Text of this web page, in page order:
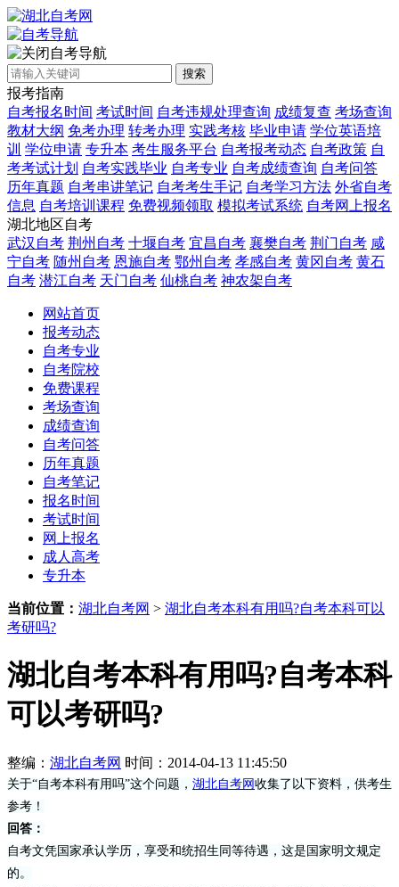
自考导航
搜索
报考指南
自考报名时间 考试时间 自考违规处理查询 成绩复查 考场查询
教材大纲 免考办理 转考办理 实践考核 毕业申请 学位英语培
训 学位申请 专升本 考生服务平台 自考报考动态 自考政策 自
考考试计划 自考实践毕业 自考专业 自考成绩查询 自考问答
历年真题 自考串讲笔记 自考考生手记 自考学习方法 外省自考
信息 自考培训课程 免费视频领取 模拟考试系统 自考网上报名
湖北地区自考
武汉自考 荆州自考 十堰自考 宜昌自考 襄樊自考 荆门自考 咸
宁自考 随州自考 恩施自考 鄂州自考 孝感自考 黄冈自考 黄石
自考 潜江自考 天门自考 仙桃自考 神农架自考
网站首页
报考动态
自考专业
自考院校
免费课程
考场查询
成绩查询
自考问答
历年真题
自考笔记
报名时间
考试时间
网上报名
成人高考
专升本
当前位置： 湖北自考网 > 湖北自考本科有用吗?自考本科可以
考研吗?
湖北自考本科有用吗?自考本科
可以考研吗?
整编： 湖北自考网 时间：2014-04-13 11:45:50
关于“自考本科有用吗”这个问题， 湖北自考网 收集了以下资料，供考生
参考！
回答：
自考文凭国家承认学历，享受和统招生同等待遇，这是国家明文规定
的。